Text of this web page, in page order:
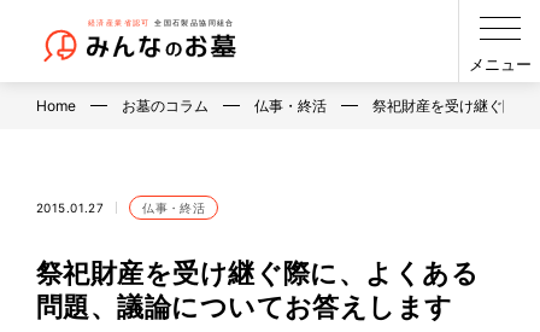
メニュー
Home お墓のコラム 仏事・終活 祭祀財産を受け継ぐ際…
2015.01.27 仏事・終活
祭祀財産を受け継ぐ際に、よくある
問題、議論についてお答えします